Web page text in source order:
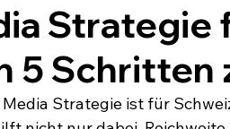
Strategie
5 Schritten
Strategie ist für